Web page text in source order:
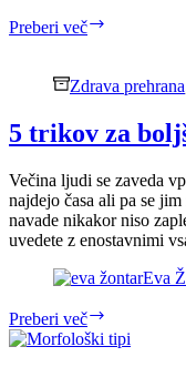
Preberi več
srce
Zdrava prehrana
5 trikov za
Večina ljudi se zaveda
najdejo časa ali pa se
navade nikakor niso
uvedete z enostavnimi
Eva
Preberi več
trikov
za